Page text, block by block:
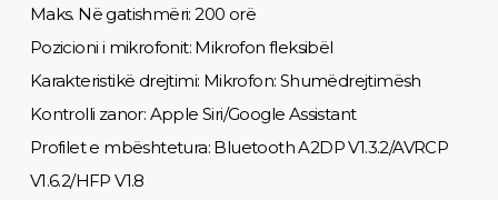
Maks. Në gatishmëri: 200 orë
Pozicioni i mikrofonit: Mikrofon fleksibël
Karakteristikë drejtimi: Mikrofon: Shumëdrejtimësh
Kontrolli zanor: Apple Siri/Google Assistant
Profilet e mbështetura: Bluetooth A2DP V1.3.2/AVRCP
V1.6.2/HFP V1.8